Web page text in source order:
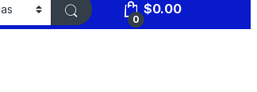
0
$0.00